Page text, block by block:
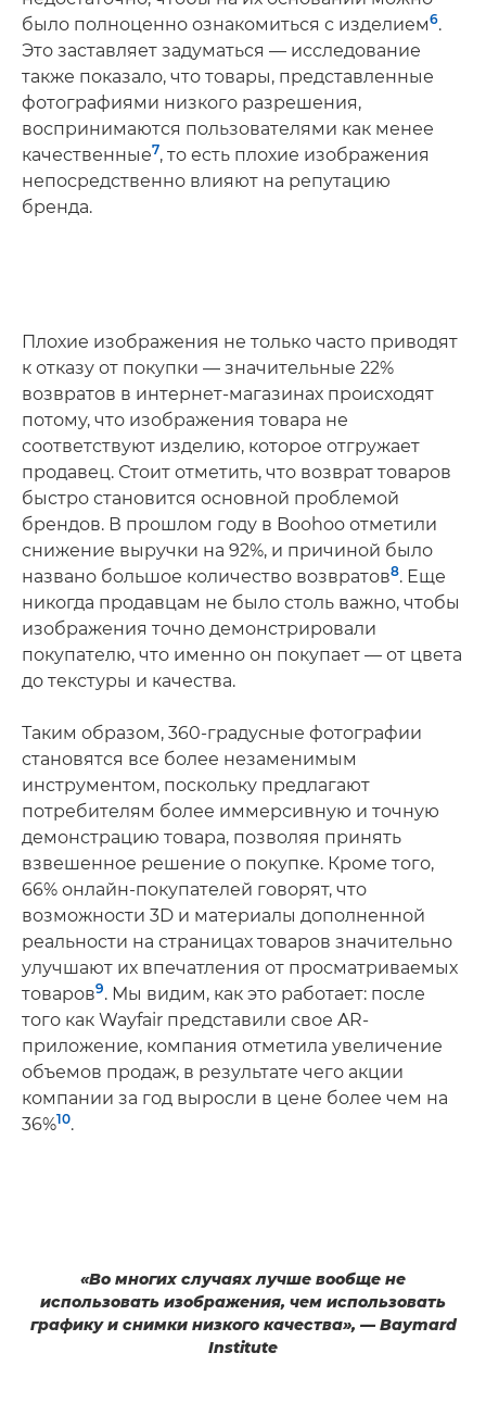
было полноценно ознакомиться с изделием6.
Это заставляет задуматься — исследование
также показало, что товары, представленные
фотографиями низкого разрешения,
воспринимаются пользователями как менее
качественные7, то есть плохие изображения
непосредственно влияют на репутацию
бренда.
Плохие изображения не только часто приводят
к отказу от покупки — значительные 22%
возвратов в интернет-магазинах происходят
потому, что изображения товара не
соответствуют изделию, которое отгружает
продавец. Стоит отметить, что возврат товаров
быстро становится основной проблемой
брендов. В прошлом году в Boohoo отметили
снижение выручки на 92%, и причиной было
названо большое количество возвратов8. Еще
никогда продавцам не было столь важно, чтобы
изображения точно демонстрировали
покупателю, что именно он покупает — от цвета
до текстуры и качества.
Таким образом, 360-градусные фотографии
становятся все более незаменимым
инструментом, поскольку предлагают
потребителям более иммерсивную и точную
демонстрацию товара, позволяя принять
взвешенное решение о покупке. Кроме того,
66% онлайн-покупателей говорят, что
возможности 3D и материалы дополненной
реальности на страницах товаров значительно
улучшают их впечатления от просматриваемых
товаров9. Мы видим, как это работает: после
того как Wayfair представили свое AR-
приложение, компания отметила увеличение
объемов продаж, в результате чего акции
компании за год выросли в цене более чем на
36%10.
«Во многих случаях лучше вообще не
использовать изображения, чем использовать
графику и снимки низкого качества», — Baymard
Institute